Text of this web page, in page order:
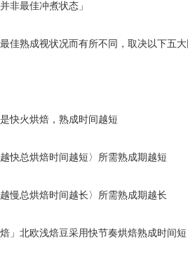
非最佳冲煮状态」
佳熟成视状况而有所不同，取决以下五
快火烘焙，熟成时间越短
越快总烘焙时间越短〉所需熟成期越短
越慢总烘焙时间越长〉所需熟成期越长
」北欧浅焙豆采用快节奏烘焙熟成时间